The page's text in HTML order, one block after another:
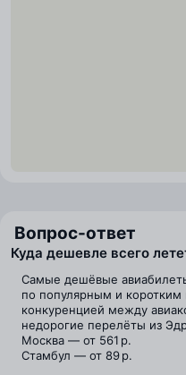
Вопрос-ответ
Куда дешевле всего
Самые дешёвые
по популярным и коротким
конкуренцией между
недорогие перелёты из
Москва — от 561 р.
Стамбул — от 89 р.